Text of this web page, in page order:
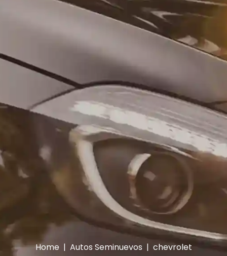
Home | Autos Seminuevos | chevrolet